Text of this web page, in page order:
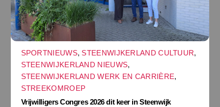
SPORTNIEUWS, STEENWIJKERLAND CULTUUR,
STEENWIJKERLAND NIEUWS,
STEENWIJKERLAND WERK EN CARRIÈRE,
STREEKOMROEP
Vrijwilligers Congres 2026 dit keer in Steenwijk